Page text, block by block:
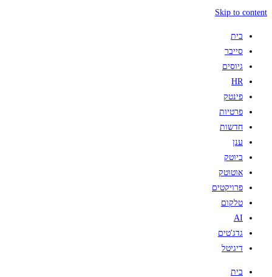
Skip to content
בית
סייבר
גיוסים
HR
פינטק
פרטיות
חדשות
ענן
ביוטק
אוטוטק
פרויקטים
טלקום
AI
גדג'טים
דיגיטל
בית